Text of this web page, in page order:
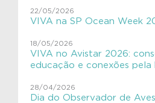
Educação Ambiental
SHE
VIVAToninha
22/05/2026
VIVA na SP Ocean Week
18/05/2026
VIVA no Avistar 2026:
educação e conexões pela
28/04/2026
Dia do Observador de